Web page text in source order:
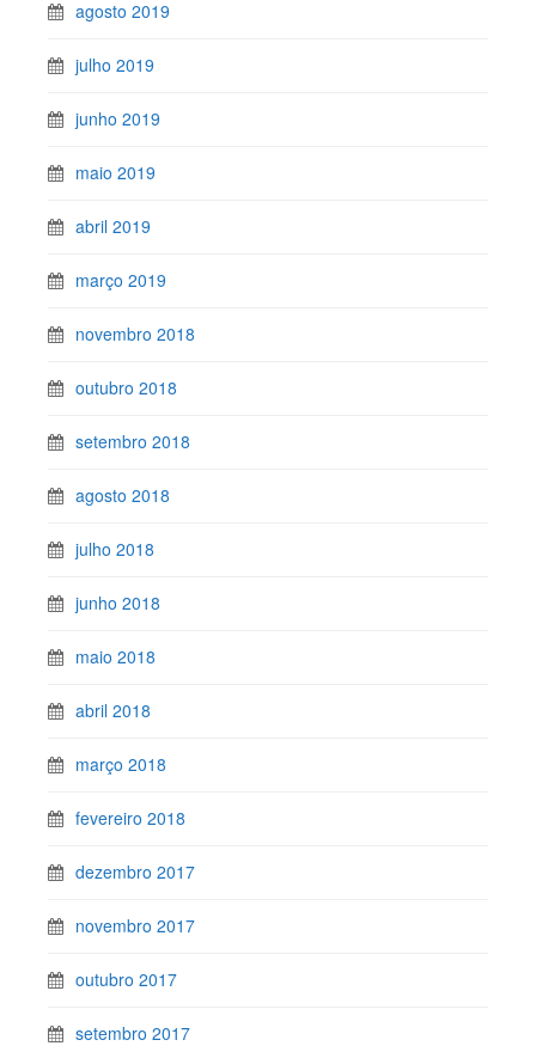
agosto 2019
julho 2019
junho 2019
maio 2019
abril 2019
março 2019
novembro 2018
outubro 2018
setembro 2018
agosto 2018
julho 2018
junho 2018
maio 2018
abril 2018
março 2018
fevereiro 2018
dezembro 2017
novembro 2017
outubro 2017
setembro 2017